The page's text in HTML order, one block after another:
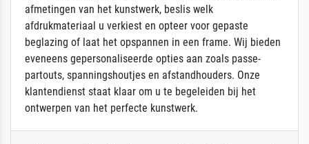
afmetingen van het kunstwerk, beslis welk
afdrukmateriaal u verkiest en opteer voor gepaste
beglazing of laat het opspannen in een frame. Wij bieden
eveneens gepersonaliseerde opties aan zoals passe-
partouts, spanningshoutjes en afstandhouders. Onze
klantendienst staat klaar om u te begeleiden bij het
ontwerpen van het perfecte kunstwerk.